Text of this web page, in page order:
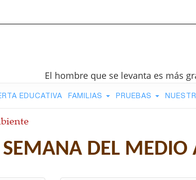
El hombre que se levanta es más
EDUCATIVA FAMILIAS PRUEBAS
SEMANA DEL MEDIO